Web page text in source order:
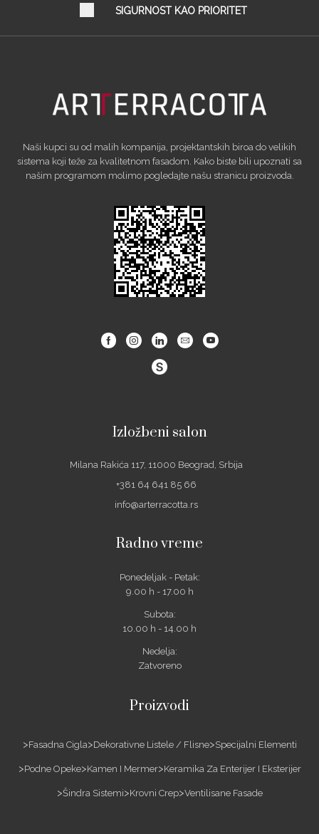
SIGURNOST KAO PRIORITET
Naši kupci su od malih kompanija, projektantskih biroa do velikih
sistema koji teže za kvalitetnom fasadom. Kako biste bili upoznati sa
našim programom molimo pogledajte našu stranicu proizvoda.
FacebookInstagramLinkedinEmail Youtube
Izložbeni salon
Milana Rakića 117, 11000 Beograd, Srbija
+381 64 641 85 66
info@arterracotta.rs
Radno vreme
Ponedeljak - Petak:
9.00 h - 17.00 h
Subota:
10.00 h - 14.00 h
Nedelja:
Zatvoreno
Proizvodi
Fasadna Cigla Dekorativne Listele / Flisne Specijalni Elementi
Podne Opeke Kamen I Mermer Keramika Za Enterijer I Eksterijer
Šindra Sistemi Krovni Crep Ventilisane Fasade